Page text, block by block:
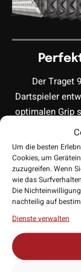
Um die besten
Cookies, um
zuzugreifen. Wenn
wie das
Die
nachteilig auf
Dienste verwalten
Der Traget
Dartspieler
optimalen Grip
des
Verpackung,
Mit 97,5%
höchsten
für